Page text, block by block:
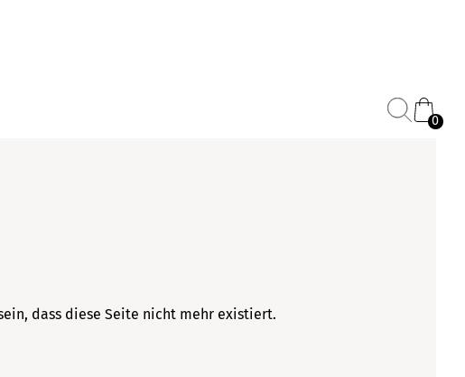
0
dass diese Seite nicht mehr existiert.